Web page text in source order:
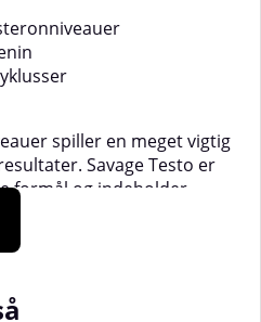
spiller en meget vigtig
Savage Testo er
formål og indeholder
kombination af
testosteronniveauer i